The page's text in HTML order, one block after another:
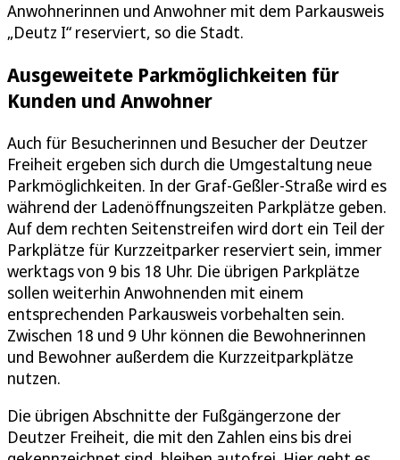
Anwohnerinnen und Anwohner mit dem Parkausweis
„Deutz I“ reserviert, so die Stadt.
Ausgeweitete Parkmöglichkeiten für
Kunden und Anwohner
Auch für Besucherinnen und Besucher der Deutzer
Freiheit ergeben sich durch die Umgestaltung neue
Parkmöglichkeiten. In der Graf-Geßler-Straße wird es
während der Ladenöffnungszeiten Parkplätze geben.
Auf dem rechten Seitenstreifen wird dort ein Teil der
Parkplätze für Kurzzeitparker reserviert sein, immer
werktags von 9 bis 18 Uhr. Die übrigen Parkplätze
sollen weiterhin Anwohnenden mit einem
entsprechenden Parkausweis vorbehalten sein.
Zwischen 18 und 9 Uhr können die Bewohnerinnen
und Bewohner außerdem die Kurzzeitparkplätze
nutzen.
Die übrigen Abschnitte der Fußgängerzone der
Deutzer Freiheit, die mit den Zahlen eins bis drei